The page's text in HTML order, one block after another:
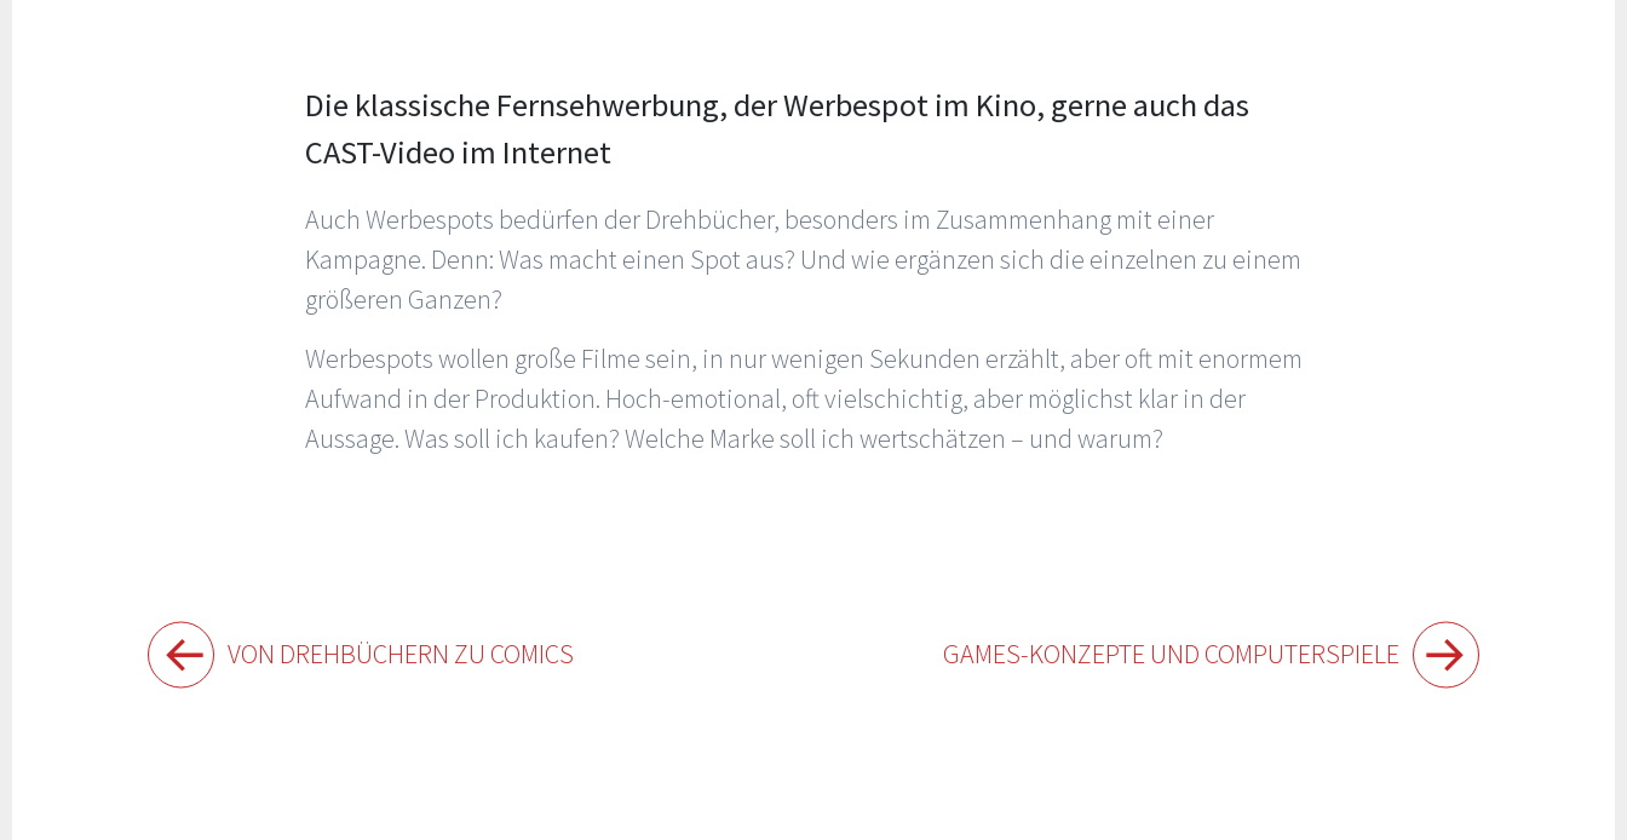
Die klassische Fernsehwerbung, der Werbespot im Kino, gerne auch das
CAST-Video im Internet
Auch Werbespots bedürfen der Drehbücher, besonders im Zusammenhang mit einer
Kampagne. Denn: Was macht einen Spot aus? Und wie ergänzen sich die einzelnen zu einem
größeren Ganzen?
Werbespots wollen große Filme sein, in nur wenigen Sekunden erzählt, aber oft mit enormem
Aufwand in der Produktion. Hoch-emotional, oft vielschichtig, aber möglichst klar in der
Aussage. Was soll ich kaufen? Welche Marke soll ich wertschätzen – und warum?
Beitragsnavigation
VON DREHBÜCHERN ZU COMICS GAMES-KONZEPTE UND COMPUTERSPIELE